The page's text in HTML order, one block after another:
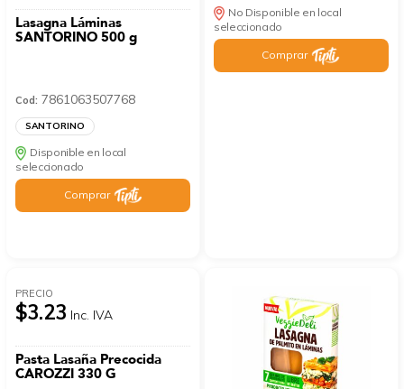
Lasagna Láminas
SANTORINO 500 g
Cod: 7861063507768
SANTORINO
Disponible en local
seleccionado
Comprar
No Disponible en local
seleccionado
Comprar
PRECIO
$3.23 Inc. IVA
Pasta Lasaña Precocida
CAROZZI 330 G